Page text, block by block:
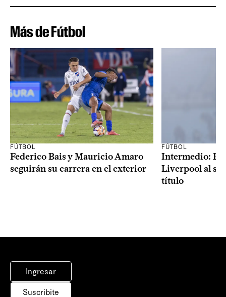
Más de Fútbol
FÚTBOL
Federico Bais y Mauricio Amaro
seguirán su carrera en el exterior
FÚTBOL
Intermedio:
Liverpool al
título
Ingresar
Suscribite